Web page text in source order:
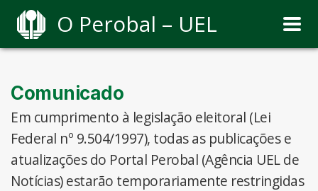
O Perobal – UEL
Comunicado
Em cumprimento à legislação eleitoral (Lei
Federal nº 9.504/1997), todas as publicações e
atualizações do Portal Perobal (Agência UEL de
Notícias) estarão temporariamente restringidas